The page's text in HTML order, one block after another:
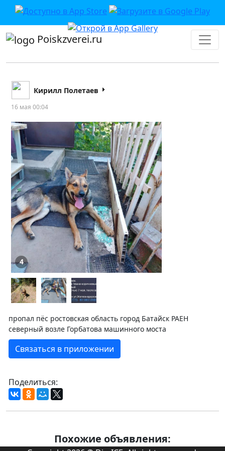
Poiskzverei.ru
Кирилл Полетаев
16 мая 00:04
4
пропал пёс ростовская область город Батайск РАЕН
северный возле Горбатова машинного моста
Связаться в приложении
Поделиться:
Похожие объявления: